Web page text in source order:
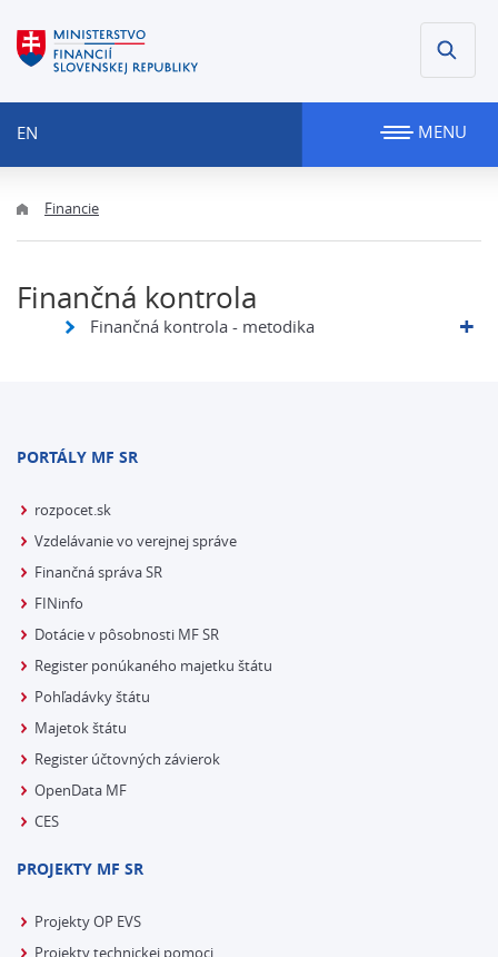
EN MENU
Financie
Finančná kontrola
Finančná kontrola - metodika
PORTÁLY MF SR
rozpocet.sk
Vzdelávanie vo verejnej správe
Finančná správa SR
FINinfo
Dotácie v pôsobnosti MF SR
Register ponúkaného majetku štátu
Pohľadávky štátu
Majetok štátu
Register účtovných závierok
OpenData MF
CES
PROJEKTY MF SR
Projekty OP EVS
Projekty technickej pomoci